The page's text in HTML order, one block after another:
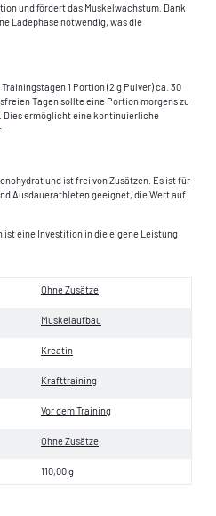
und fördert das Muskelwachstum. Dank
Ladephase notwendig, was die
1 Portion (2 g Pulver) ca. 30
Tagen sollte eine Portion morgens zu
Dies ermöglicht eine kontinuierliche
und ist frei von Zusätzen. Es ist für
Ausdauerathleten geeignet, die Wert auf
ist eine Investition in die eigene Leistung
Ohne Zusätze
Muskelaufbau
Kreatin
Krafttraining
Vor dem Training
Ohne Zusätze
110,00 g